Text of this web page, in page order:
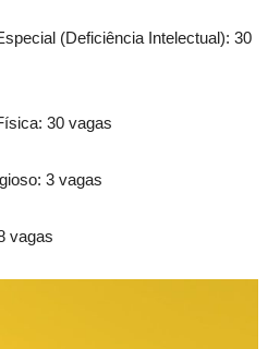
(Deficiência Intelectual): 30
30 vagas
3 vagas
vagas